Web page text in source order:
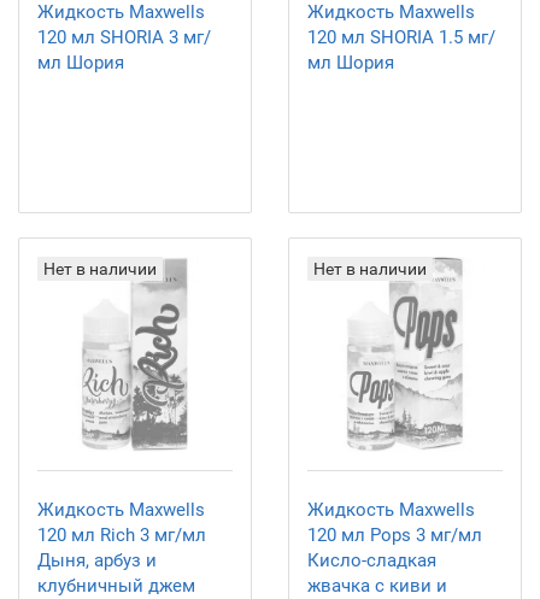
Жидкость Maxwells
120 мл SHORIA 3 мг/
мл Шория
Жидкость Maxwells
120 мл SHORIA 1.5 мг/
мл Шория
Нет в наличии
Жидкость Maxwells
120 мл Rich 3 мг/мл
Дыня, арбуз и
клубничный джем
Нет в наличии
Жидкость Maxwells
120 мл Pops 3 мг/мл
Кисло-сладкая
жвачка с киви и